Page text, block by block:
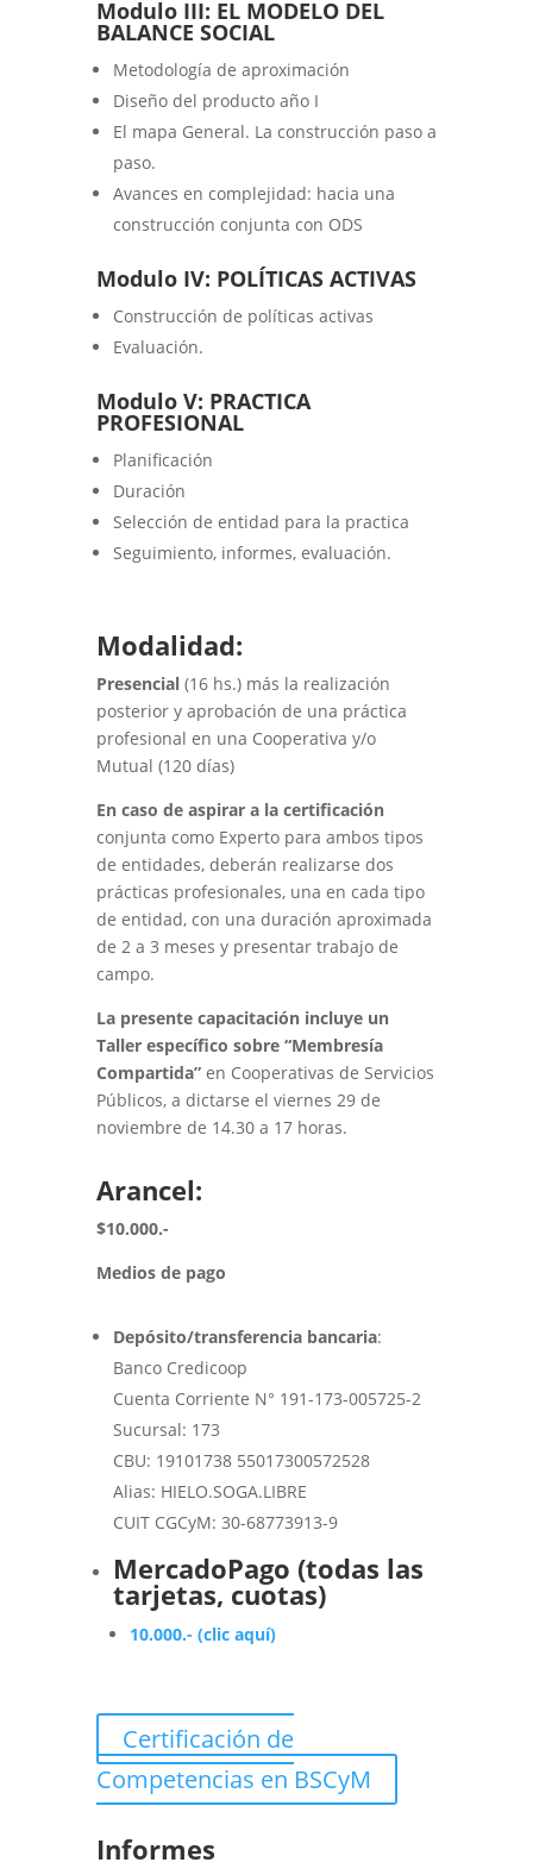
Modulo III: EL MODELO DEL
BALANCE SOCIAL
Metodología de aproximación
Diseño del producto año I
El mapa General. La construcción paso a
paso.
Avances en complejidad: hacia una
construcción conjunta con ODS
Modulo IV: POLÍTICAS ACTIVAS
Construcción de políticas activas
Evaluación.
Modulo V: PRACTICA
PROFESIONAL
Planificación
Duración
Selección de entidad para la practica
Seguimiento, informes, evaluación.
Modalidad:
Presencial (16 hs.) más la realización
posterior y aprobación de una práctica
profesional en una Cooperativa y/o
Mutual (120 días)
En caso de aspirar a la certificación
conjunta como Experto para ambos tipos
de entidades, deberán realizarse dos
prácticas profesionales, una en cada tipo
de entidad, con una duración aproximada
de 2 a 3 meses y presentar trabajo de
campo.
La presente capacitación incluye un
Taller específico sobre “Membresía
Compartida” en Cooperativas de Servicios
Públicos, a dictarse el viernes 29 de
noviembre de 14.30 a 17 horas.
Arancel:
$10.000.-
Medios de pago
Depósito/transferencia bancaria:
Banco Credicoop
Cuenta Corriente N° 191-173-005725-2
Sucursal: 173
CBU: 19101738 55017300572528
Alias: HIELO.SOGA.LIBRE
CUIT CGCyM: 30-68773913-9
MercadoPago (todas las
tarjetas, cuotas)
10.000.- (clic aquí)
Certificación de
Competencias en BSCyM
Informes